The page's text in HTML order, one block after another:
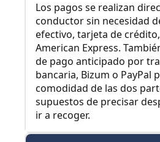
Los pagos se realizan
conductor sin necesidad
efectivo, tarjeta de
American Express.
de pago anticipado por
bancaria, Bizum o PayPal
comodidad de las dos
supuestos de precisar
ir a recoger.